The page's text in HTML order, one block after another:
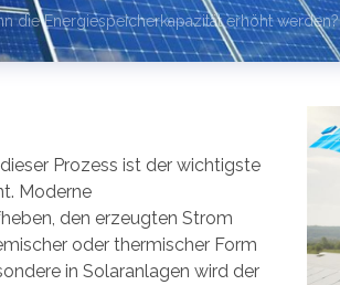
die Energiespeicherkapazität erhöht werden?
Prozess ist der wichtigste
Moderne
den erzeugten Strom
oder thermischer Form
in Solaranlagen wird der